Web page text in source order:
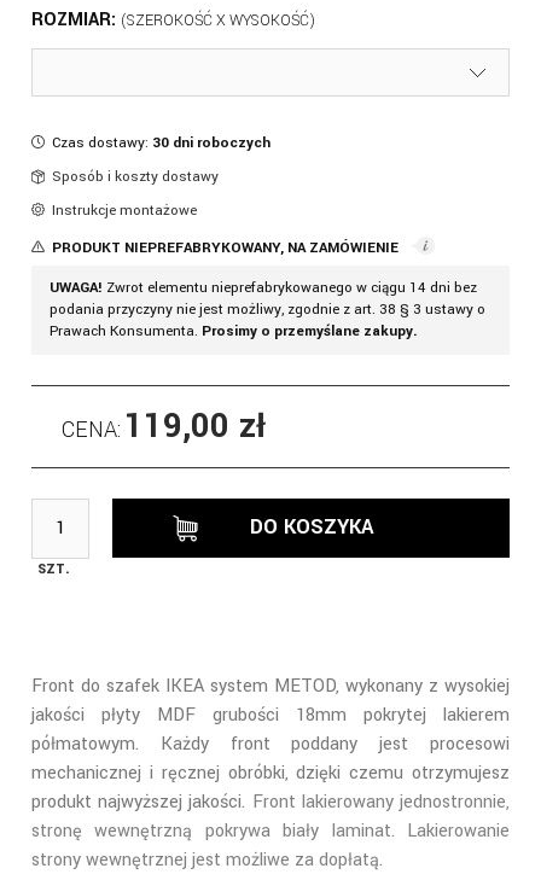
ROZMIAR:
Czas dostawy: 30 dni roboczych
Sposób i koszty dostawy
Instrukcje montażowe
PRODUKT NIEPREFABRYKOWANY, NA ZAMÓWIENIE
UWAGA! Zwrot elementu nieprefabrykowanego w ciągu 14 dni bez
podania przyczyny nie jest możliwy, zgodnie z art. 38 § 3 ustawy o
Prawach Konsumenta. Prosimy o przemyślane zakupy.
CENA: 119,00 zł
SZT.
DO KOSZYKA
Front do szafek IKEA system METOD, wykonany z wysokiej
jakości płyty MDF grubości 18mm pokrytej lakierem
półmatowym. Każdy front poddany jest procesowi
mechanicznej i ręcznej obróbki, dzięki czemu otrzymujesz
produkt najwyższej jakości. Front lakierowany jednostronnie,
stronę wewnętrzną pokrywa biały laminat. Lakierowanie
strony wewnętrznej jest możliwe za dopłatą.